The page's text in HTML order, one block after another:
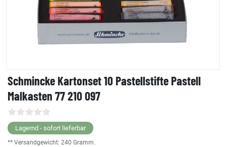
Schmincke Kartonset 10 Pastellstifte Pastell
Malkasten 77 210 097
Lagernd - sofort lieferbar
** Versandgewicht: 240 Gramm.